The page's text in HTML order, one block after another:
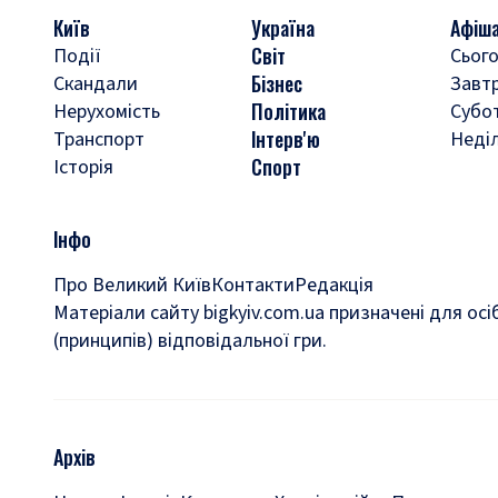
Київ
Події
Скандали
Нерухомість
Транспорт
Історія
Україна
Світ
Бізнес
Політика
Інтерв'ю
Спорт
Інфо
Про Великий КиївКонтактиРедакція
Матеріали сайту bigkyiv.com.ua призначені для
(принципів) відповідальної гри.
Архів